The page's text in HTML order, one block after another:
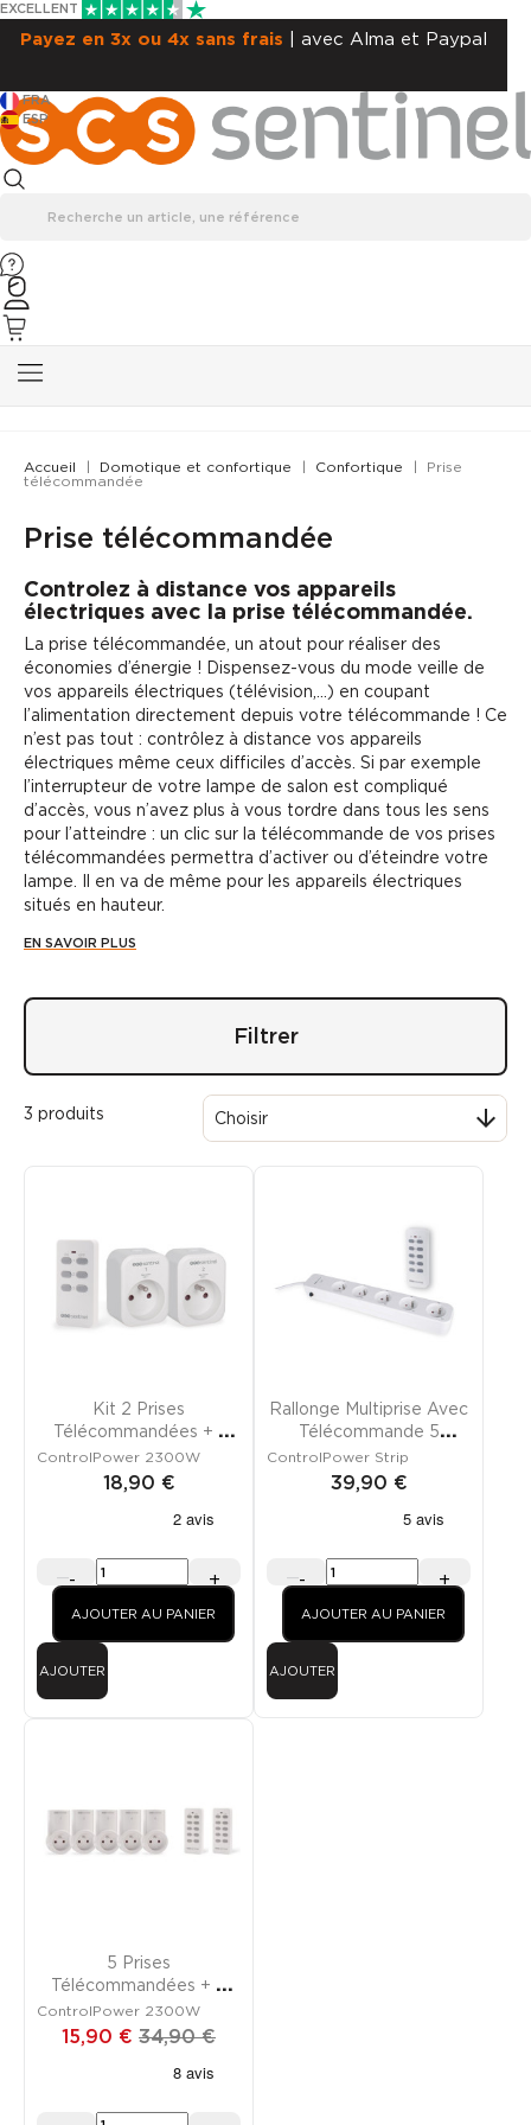
EXCELLENT
Payez en 3x ou 4x sans frais | avec Alma et Paypal
FRA
ESP
Accueil Domotique et confortique Confortique
Prise
télécommandée
Prise télécommandée
Controlez à distance vos appareils
électriques avec la prise télécommandée.
La prise télécommandée, un atout pour réaliser des
économies d’énergie ! Dispensez-vous du mode veille de
vos appareils électriques (télévision,...) en coupant
l’alimentation directement depuis votre télécommande ! Ce
n’est pas tout : contrôlez à distance vos appareils
électriques même ceux difficiles d’accès. Si par exemple
l’interrupteur de votre lampe de salon est compliqué
d’accès, vous n’avez plus à vous tordre dans tous les sens
pour l’atteindre : un clic sur la télécommande de vos prises
télécommandées permettra d’activer ou d’éteindre votre
lampe. Il en va de même pour les appareils électriques
situés en hauteur.
EN SAVOIR PLUS
Filtrer
3 produits Choisir 
Kit 2 Prises
Télécommandées + 1
Télécommande
ControlPower 2300W
18,90 €
- +
AJOUTER AU PANIER
AJOUTER
Rallonge Multiprise Avec
Télécommande 5
Canaux
ControlPower Strip
39,90 €
- +
AJOUTER AU PANIER
AJOUTER
5 Prises
Télécommandées + 2
Télécommandes
ControlPower 2300W
15,90 € 34,90 €